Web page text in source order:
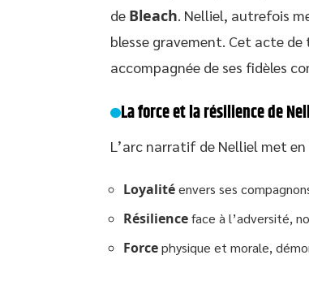
de Bleach. Nelliel, autrefois
blesse gravement. Cet acte
accompagnée de ses fidèles
La force et la résilience de
L’arc narratif de Nelliel met
Loyalitéenvers ses
Résilienceface à l’adversité,
Forcephysique et morale,